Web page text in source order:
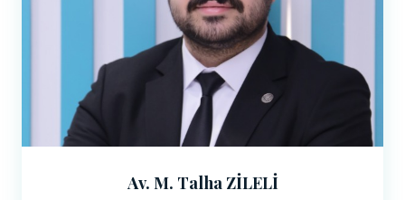
Av. M. Talha ZİLELİ